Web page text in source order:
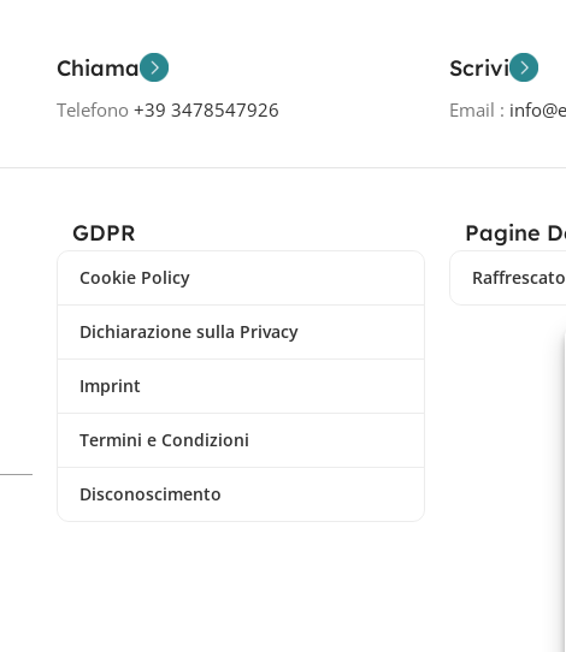
Chiama
Telefono +39 3478547926
Scrivi
Email :
GDPR
Cookie Policy
Dichiarazione sulla Privacy
Imprint
Termini e Condizioni
Disconoscimento
Pagine